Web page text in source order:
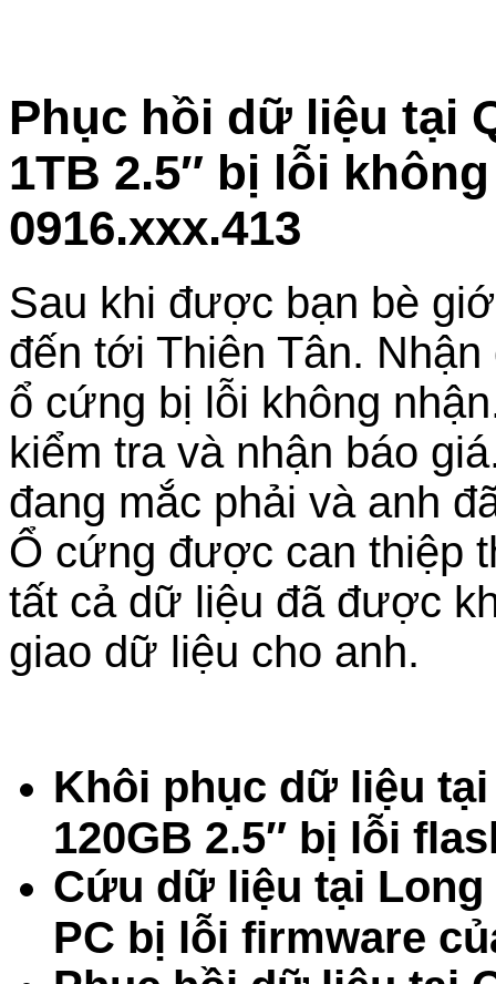
Phục hồi dữ liệu tại
1TB 2.5″ bị lỗi
0916.xxx.413
Sau khi được bạn bè
đến tới Thiên Tân.
ổ cứng bị lỗi không
kiểm tra và nhận báo
đang mắc phải và anh
Ổ cứng được can thiệp
tất cả dữ liệu đã được
giao dữ liệu cho anh.
Khôi phục dữ liệu
120GB 2.5″ bị lỗi
Cứu dữ liệu tại Long
PC bị lỗi firmware